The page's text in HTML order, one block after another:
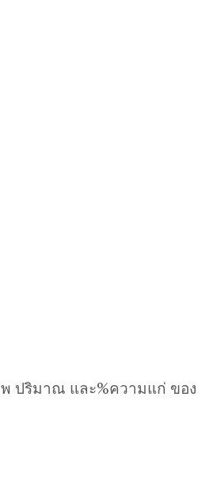
ปริมาณ และ%ความแก่ ของ